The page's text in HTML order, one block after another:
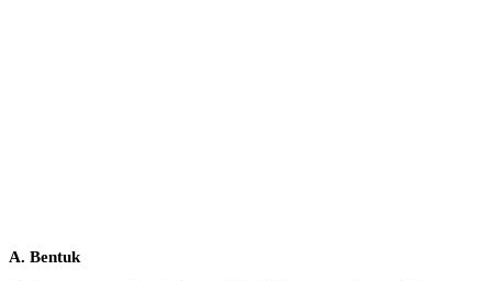
A. Bentuk